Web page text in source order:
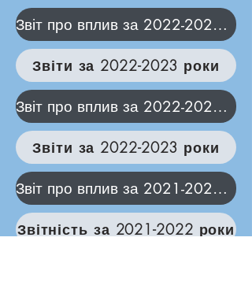
Звіт про вплив за 2022-2023 роки
Звіти за 2022-2023 роки
Звіт про вплив за 2022-2023 роки
Звіти за 2022-2023 роки
Звіт про вплив за 2021-2022 роки
Звітність за 2021-2022 роки